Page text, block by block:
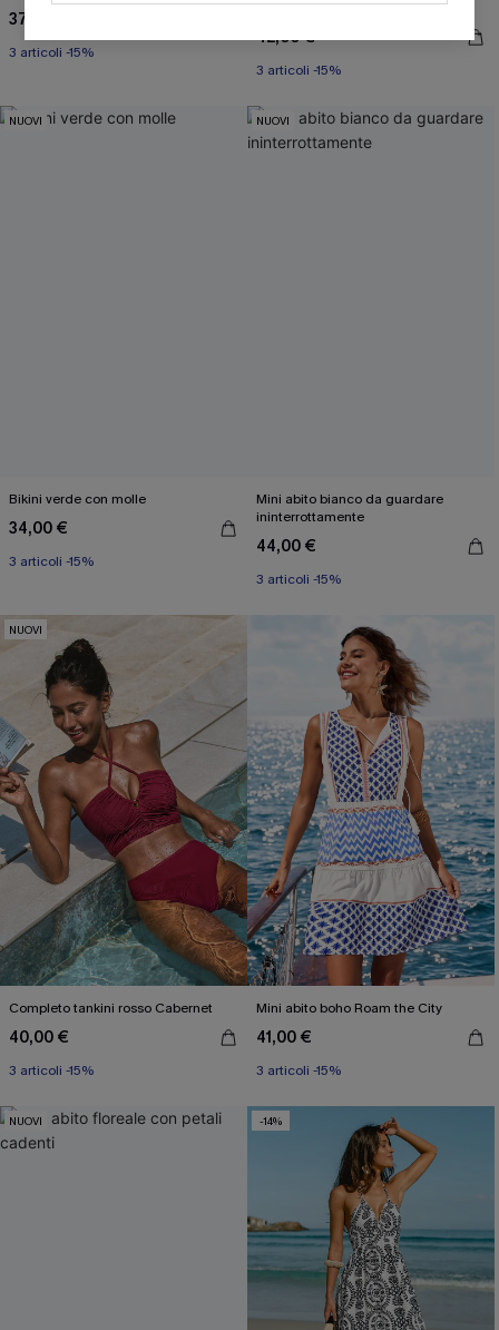
37,00 €
3 articoli -15%
Nostalgia contenitivo
42,00 €
3 articoli -15%
NUOVI
Bikini verde con molle
34,00 €
3 articoli -15%
NUOVI
Mini abito bianco da guardare
ininterrottamente
44,00 €
3 articoli -15%
NUOVI
Completo tankini rosso Cabernet
40,00 €
3 articoli -15%
Mini abito boho Roam the City
41,00 €
3 articoli -15%
NUOVI -14%
Inserendo il tuo indirizzo e-mail, acconsenti a ricevere e-mail di
Termini e condizioni
utilizzare i dati raccolti sul nostro sito e strumenti di tracciamento
come i pixel presenti nelle nostre e-mail per verificare se le e-mail
vengono aperte, valutare il livello di coinvolgimento, personalizzare